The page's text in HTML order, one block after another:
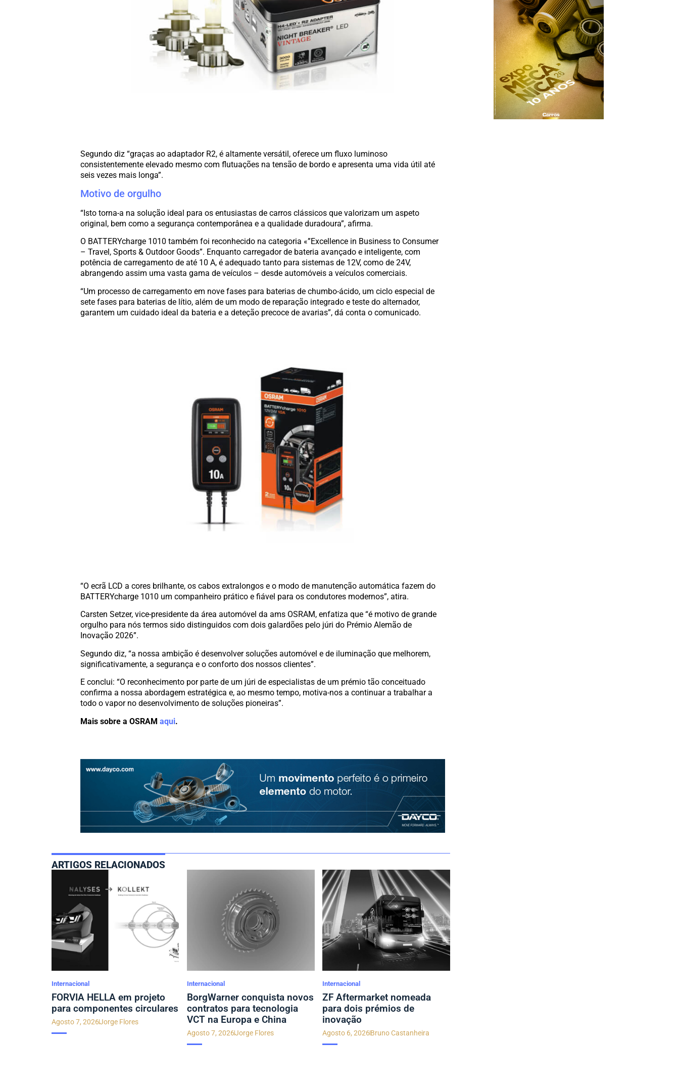
Segundo diz “graças ao adaptador R2, é altamente versátil, oferece um fluxo luminoso
consistentemente elevado mesmo com flutuações na tensão de bordo e apresenta uma vida útil até
seis vezes mais longa”.
Motivo de orgulho
“Isto torna-a na solução ideal para os entusiastas de carros clássicos que valorizam um aspeto
original, bem como a segurança contemporânea e a qualidade duradoura”, afirma.
O BATTERYcharge 1010 também foi reconhecido na categoria «”Excellence in Business to Consumer
– Travel, Sports & Outdoor Goods”. Enquanto carregador de bateria avançado e inteligente, com
potência de carregamento de até 10 A, é adequado tanto para sistemas de 12V, como de 24V,
abrangendo assim uma vasta gama de veículos – desde automóveis a veículos comerciais.
“Um processo de carregamento em nove fases para baterias de chumbo-ácido, um ciclo especial de
sete fases para baterias de lítio, além de um modo de reparação integrado e teste do alternador,
garantem um cuidado ideal da bateria e a deteção precoce de avarias”, dá conta o comunicado.
“O ecrã LCD a cores brilhante, os cabos extralongos e o modo de manutenção automática fazem do
BATTERYcharge 1010 um companheiro prático e fiável para os condutores modernos”, atira.
Carsten Setzer, vice-presidente da área automóvel da ams OSRAM, enfatiza que “é motivo de grande
orgulho para nós termos sido distinguidos com dois galardões pelo júri do Prémio Alemão de
Inovação 2026”.
Segundo diz, “a nossa ambição é desenvolver soluções automóvel e de iluminação que melhorem,
significativamente, a segurança e o conforto dos nossos clientes”.
E conclui: “O reconhecimento por parte de um júri de especialistas de um prémio tão conceituado
confirma a nossa abordagem estratégica e, ao mesmo tempo, motiva-nos a continuar a trabalhar a
todo o vapor no desenvolvimento de soluções pioneiras”.
Mais sobre a OSRAMaqui.
ARTIGOS RELACIONADOS
Internacional
FORVIA HELLA em projeto
para componentes circulares
Agosto 7, 2026Jorge Flores
Internacional
BorgWarner conquista novos
contratos para tecnologia
VCT na Europa e China
Agosto 7, 2026Jorge Flores
Internacional
ZF Aftermarket nomeada
para dois prémios de
inovação
Agosto 6, 2026Bruno Castanheira